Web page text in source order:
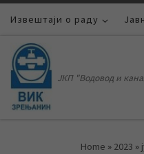
Skip to content
Извештаји о раду
ЈКП "Водовод и
Home » 2023 »